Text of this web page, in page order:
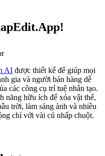
AI được thiết kế để giúp mọi
gia và người bán hàng dễ
các công cụ trí tuệ nhân tạo.
năng hữu ích để xóa vật thể,
trời, làm sáng ảnh và nhiều
chỉ với vài cú nhấp chuột.